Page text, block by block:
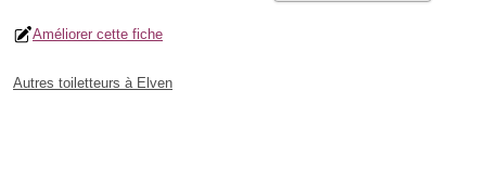
Améliorer cette fiche
Autres toiletteurs à Elven